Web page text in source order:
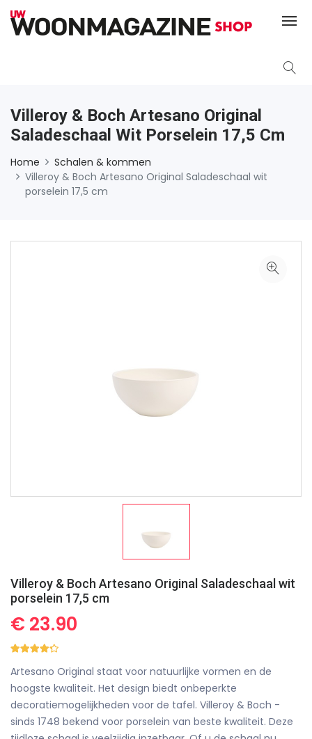
Villeroy & Boch Artesano Original
Saladeschaal Wit Porselein 17,5 Cm
Home
Schalen & kommen
Villeroy & Boch Artesano Original Saladeschaal wit
porselein 17,5 cm
Villeroy & Boch Artesano Original Saladeschaal wit
porselein 17,5 cm
€ 23.90
Artesano Original staat voor natuurlijke vormen en de
hoogste kwaliteit. Het design biedt onbeperkte
decoratiemogelijkheden voor de tafel. Villeroy & Boch -
sinds 1748 bekend voor porselein van beste kwaliteit. Deze